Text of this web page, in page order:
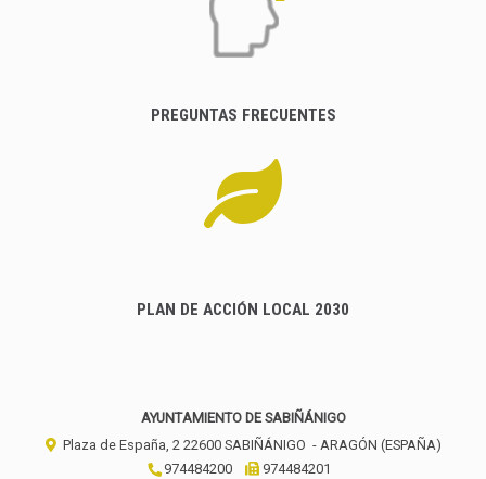
PREGUNTAS FRECUENTES
PLAN DE ACCIÓN LOCAL 2030
AYUNTAMIENTO DE SABIÑÁNIGO
Plaza de España, 2 22600 SABIÑÁNIGO - ARAGÓN (ESPAÑA)
974484200
974484201